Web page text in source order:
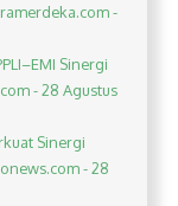
-
Sinergi
- 28 Agustus
Sinergi
- 28